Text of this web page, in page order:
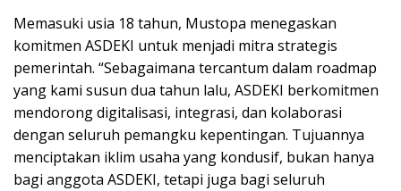
Memasuki usia 18 tahun, Mustopa menegaskan
komitmen ASDEKI untuk menjadi mitra strategis
pemerintah. “Sebagaimana tercantum dalam roadmap
yang kami susun dua tahun lalu, ASDEKI berkomitmen
mendorong digitalisasi, integrasi, dan kolaborasi
dengan seluruh pemangku kepentingan. Tujuannya
menciptakan iklim usaha yang kondusif, bukan hanya
bagi anggota ASDEKI, tetapi juga bagi seluruh